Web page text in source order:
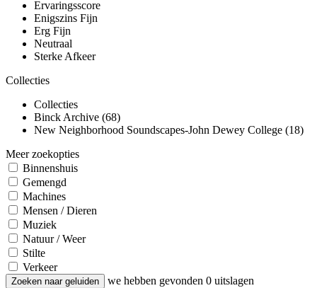
Ervaringsscore
Enigszins Fijn
Erg Fijn
Neutraal
Sterke Afkeer
Collecties
Collecties
Binck Archive (68)
New Neighborhood Soundscapes-John Dewey College (18)
Meer zoekopties
Binnenshuis
Gemengd
Machines
Mensen / Dieren
Muziek
Natuur / Weer
Stilte
Verkeer
Zoeken naar geluiden we hebben gevonden 0 uitslagen